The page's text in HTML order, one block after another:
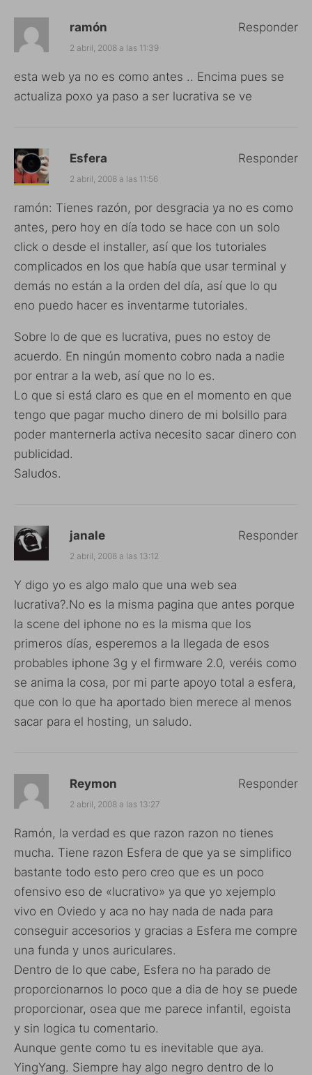
ramón
2 abril, 2008 a las 11:39
esta web ya no es como antes .. Encima pues se
actualiza poxo ya paso a ser lucrativa se ve
Responder
Esfera
2 abril, 2008 a las 11:56
ramón: Tienes razón, por desgracia ya no es como
antes, pero hoy en día todo se hace con un solo
click o desde el installer, así que los tutoriales
complicados en los que había que usar terminal y
demás no están a la orden del día, así que lo qu
eno puedo hacer es inventarme tutoriales.
Sobre lo de que es lucrativa, pues no estoy de
acuerdo. En ningún momento cobro nada a nadie
por entrar a la web, así que no lo es.
Lo que si está claro es que en el momento en que
tengo que pagar mucho dinero de mi bolsillo para
poder manternerla activa necesito sacar dinero con
publicidad.
Saludos.
Responder
janale
2 abril, 2008 a las 13:12
Y digo yo es algo malo que una web sea
lucrativa?.No es la misma pagina que antes porque
la scene del iphone no es la misma que los
primeros días, esperemos a la llegada de esos
probables iphone 3g y el firmware 2.0, veréis como
se anima la cosa, por mi parte apoyo total a esfera,
que con lo que ha aportado bien merece al menos
sacar para el hosting, un saludo.
Responder
Reymon
2 abril, 2008 a las 13:27
Ramón, la verdad es que razon razon no tienes
mucha. Tiene razon Esfera de que ya se simplifico
bastante todo esto pero creo que es un poco
ofensivo eso de «lucrativo» ya que yo xejemplo
vivo en Oviedo y aca no hay nada de nada para
conseguir accesorios y gracias a Esfera me compre
una funda y unos auriculares.
Dentro de lo que cabe, Esfera no ha parado de
proporcionarnos lo poco que a dia de hoy se puede
proporcionar, osea que me parece infantil, egoista
y sin logica tu comentario.
Aunque gente como tu es inevitable que aya.
YingYang. Siempre hay algo negro dentro de lo
Responder